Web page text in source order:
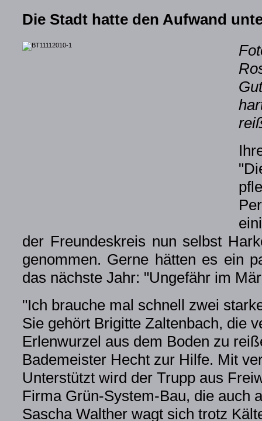
Die Stadt hatte den Aufwand
der Freundeskreis nun selbst
genommen. Gerne hätten es ein
das nächste Jahr: "Ungefähr im
"Ich brauche mal schnell zwei
Sie gehört Brigitte Zaltenbach, die
Erlenwurzel aus dem Boden zu
Bademeister Hecht zur Hilfe. Mit
Unterstützt wird der Trupp aus
Firma Grün-System-Bau, die auch
Sascha Walther wagt sich trotz